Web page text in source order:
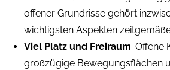
offener Grundrisse gehört
wichtigsten Aspekten
Viel Platz und Freiraum: Offene
großzügige Bewegungsflächen